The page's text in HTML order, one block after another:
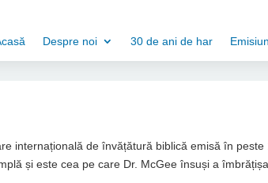
Despre noi 30 de ani de har
internațională de învățătură biblică emisă în
și este cea pe care Dr. McGee însuși a